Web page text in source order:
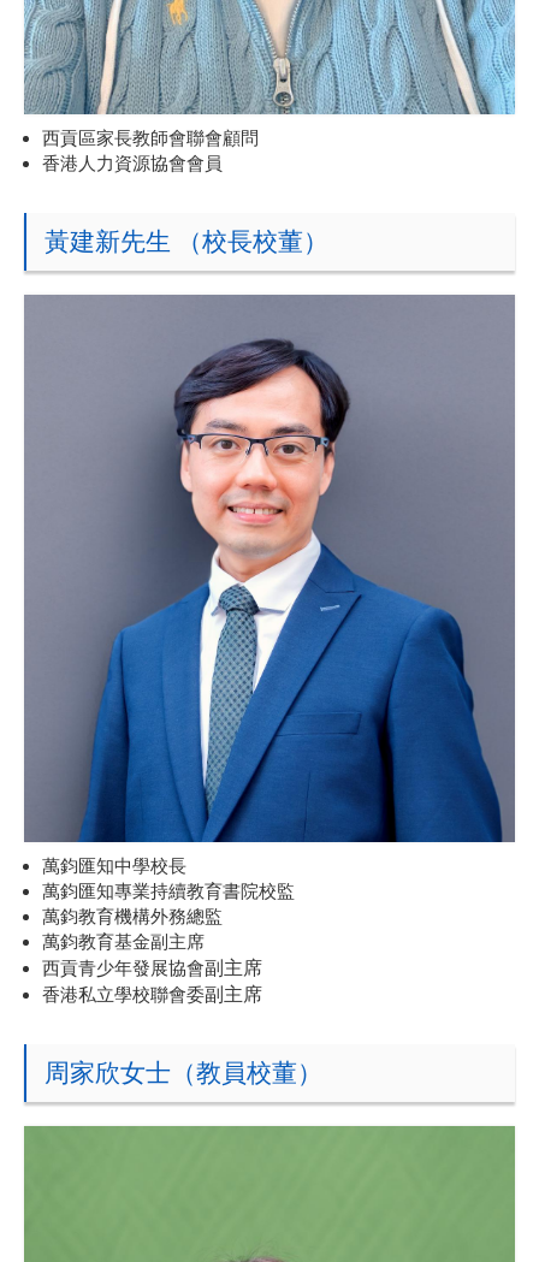
西貢區家長教師會聯會顧問
香港人力資源協會會員
黃建新先生 （校長校董）
萬鈞匯知中學校長
萬鈞匯知專業持續教育書院校監
萬鈞教育機構外務總監
萬鈞教育基金副主席
西貢青少年發展協會副主席
香港私立學校聯會委副主席
周家欣女士（教員校董）